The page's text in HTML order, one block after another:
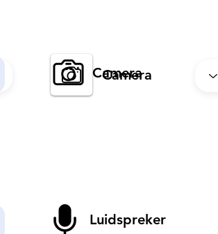
Camera
Camera
Luidspreker